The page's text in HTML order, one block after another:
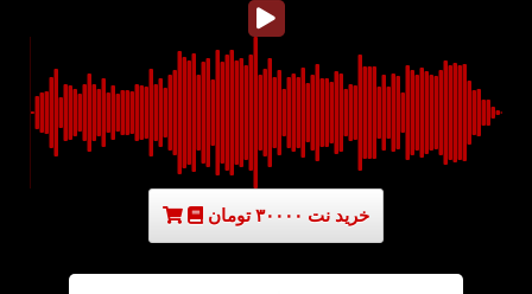
خرید نت ۳۰۰۰۰ تومان